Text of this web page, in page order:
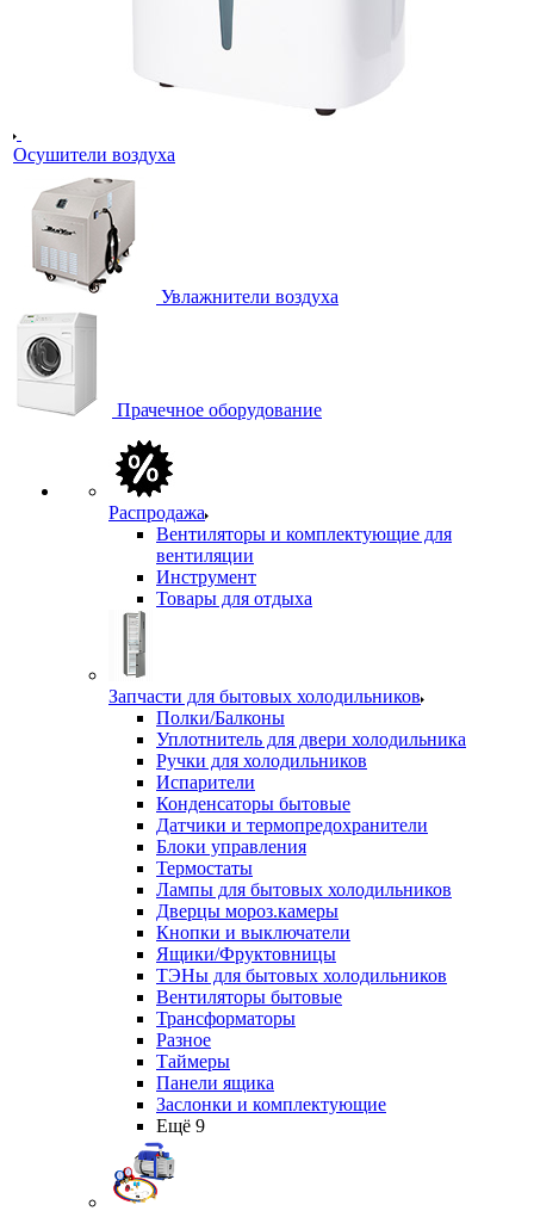
Осушители воздуха
Увлажнители воздуха
Прачечное оборудование
Распродажа
Вентиляторы и комплектующие для
вентиляции
Инструмент
Товары для отдыха
Запчасти для бытовых холодильников
Полки/Балконы
Уплотнитель для двери холодильника
Ручки для холодильников
Испарители
Конденсаторы бытовые
Датчики и термопредохранители
Блоки управления
Термостаты
Лампы для бытовых холодильников
Дверцы мороз.камеры
Кнопки и выключатели
Ящики/Фруктовницы
ТЭНы для бытовых холодильников
Вентиляторы бытовые
Трансформаторы
Разное
Таймеры
Панели ящика
Заслонки и комплектующие
Ещё 9